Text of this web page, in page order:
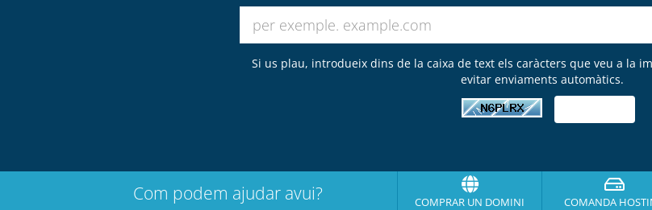
Si us plau, introdueix dins de la caixa de text els caràcters que veu a la
evitar enviaments automàtics.
Com podem ajudar avui? COMPRAR UN DOMINI COMANDA